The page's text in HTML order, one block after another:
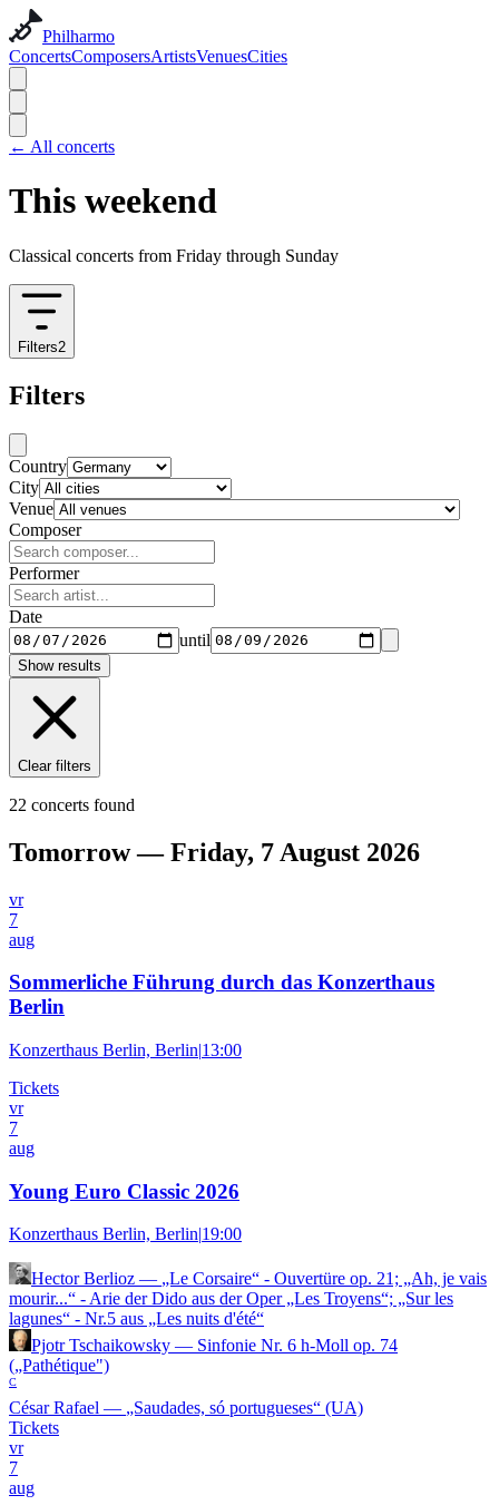
Philharmo
ConcertsComposersArtistsVenuesCities
← All concerts
This weekend
Classical concerts from Friday through Sunday
Filters2
Filters
Country
City
Venue
Composer
Performer
Date
until
Show results
Clear filters
22 concerts found
Tomorrow — Friday, 7 August 2026
vr
7
aug
Sommerliche Führung durch das Konzerthaus
Berlin
Konzerthaus Berlin, Berlin|13:00
Tickets
vr
7
aug
Young Euro Classic 2026
Konzerthaus Berlin, Berlin|19:00
Hector Berlioz — „Le Corsaire“ - Ouvertüre op. 21; „Ah, je vais
mourir...“ - Arie der Dido aus der Oper „Les Troyens“; „Sur les
lagunes“ - Nr.5 aus „Les nuits d'été“
Pjotr Tschaikowsky — Sinfonie Nr. 6 h-Moll op. 74
(„Pathétique")
C
César Rafael — „Saudades, só portugueses“ (UA)
Tickets
vr
7
aug